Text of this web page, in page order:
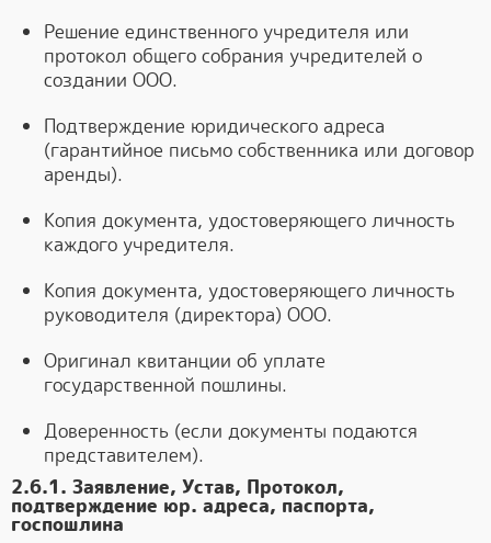
Решение единственного учредителя или
протокол общего собрания учредителей о
создании ООО.
Подтверждение юридического адреса
(гарантийное письмо собственника или договор
аренды).
Копия документа, удостоверяющего личность
каждого учредителя.
Копия документа, удостоверяющего личность
руководителя (директора) ООО.
Оригинал квитанции об уплате
государственной пошлины.
Доверенность (если документы подаются
представителем).
2.6.1. Заявление, Устав, Протокол,
подтверждение юр. адреса, паспорта,
госпошлина